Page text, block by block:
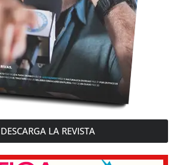
DESCARGA LA REVISTA